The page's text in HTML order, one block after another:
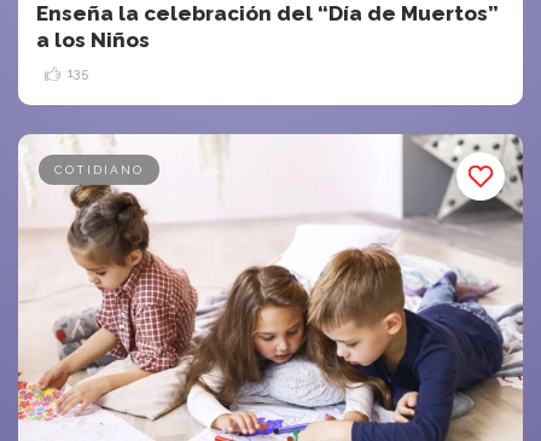
Enseña la celebración del “Día de Muertos”
a los Niños
135
COTIDIANO